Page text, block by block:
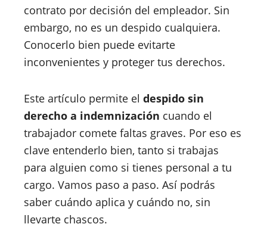
contrato por decisión del empleador. Sin
embargo, no es un despido cualquiera.
Conocerlo bien puede evitarte
inconvenientes y proteger tus derechos.
Este artículo permite el despido sin
derecho a indemnización cuando el
trabajador comete faltas graves. Por eso es
clave entenderlo bien, tanto si trabajas
para alguien como si tienes personal a tu
cargo. Vamos paso a paso. Así podrás
saber cuándo aplica y cuándo no, sin
llevarte chascos.